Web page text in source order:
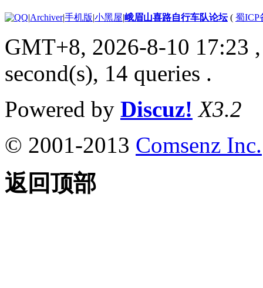
|Archiver|手机版|小黑屋|峨眉山喜路自行车队论坛( 蜀ICP
GMT+8, 2026-8-10 17:23
second(s), 14 queries .
Powered by Discuz! X3.2
© 2001-2013 Comsenz Inc.
返回顶部